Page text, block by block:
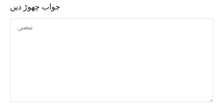
جواب چھوڑ دیں